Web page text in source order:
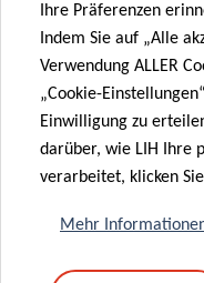
PARTNER
Ihre Präferenzen
Indem Sie auf „Alle
Verwendung ALLER
„Cookie-
Einwilligung zu
darüber, wie LIH Ihre
verarbeitet, klicken
Mehr